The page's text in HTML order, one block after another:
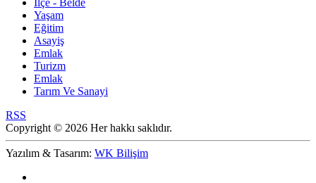
İlçe - Belde
Yaşam
Eğitim
Asayiş
Emlak
Turizm
Emlak
Tarım Ve Sanayi
RSS
Copyright © 2026 Her hakkı saklıdır.
Yazılım & Tasarım: WK Bilişim